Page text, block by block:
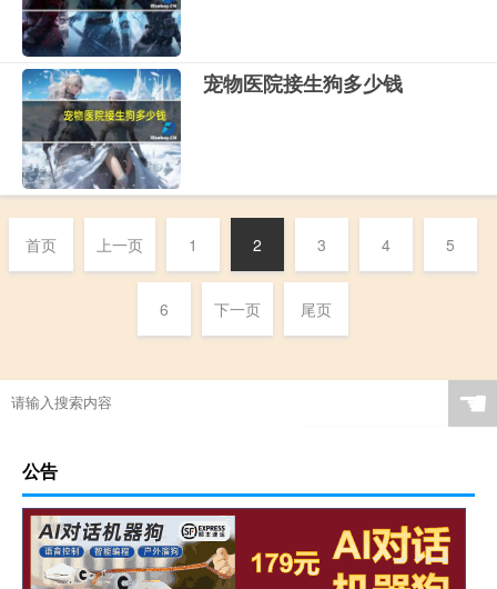
宠物医院接生狗多少钱
首页 上一页 1 2 3 4 5
6 下一页 尾页
☚
公告